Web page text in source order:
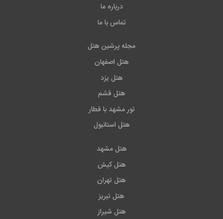
درباره ما
تماس با ما
مجله پرشین هتل
هتل اصفهان
هتل یزد
هتل قشم
تور مشهد با قطار
هتل استانبول
هتل مشهد
هتل کیش
هتل تهران
هتل تبریز
هتل شیراز